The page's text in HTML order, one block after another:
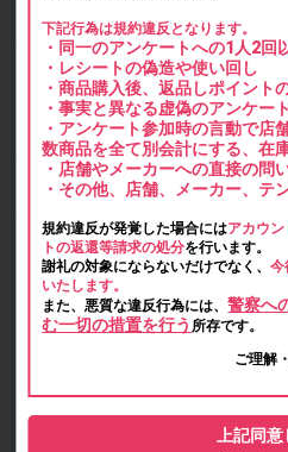
下記行為は規約違反となります。
・同一のアンケートへの1人2回
・レシートの偽造や使い回し
・商品購入後、返品しポイント
・事実と異なる虚偽のアンケー
・アンケート参加時の言動で店
数商品を全て別会計にする、在
・店舗やメーカーへの直接の問
・その他、店舗、メーカー、テ
規約違反が発覚した場合にはアカウ
トの返還等請求の処分を行います。
謝礼の対象にならないだけでなく、今
いたします。
また、悪質な違反行為には、警察へ
む一切の措置を行う 所存です。
ご理解
上記同